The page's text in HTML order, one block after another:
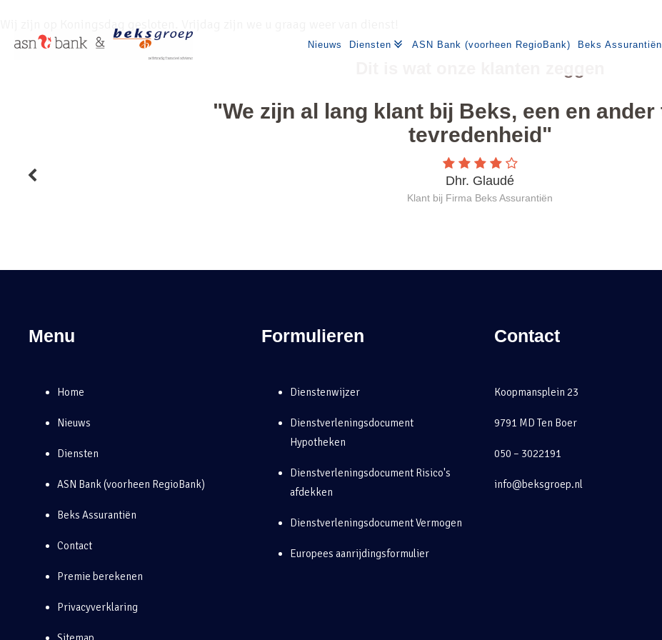
Nieuws Diensten ASN Bank (voorheen RegioBank) Beks Assurantiën
Menu
Home
Nieuws
Diensten
ASN Bank (voorheen RegioBank)
Beks Assurantiën
Contact
Premie berekenen
Privacyverklaring
Formulieren
Dienstenwijzer
Dienstverleningsdocument
Hypotheken
Dienstverleningsdocument Risico's
afdekken
Dienstverleningsdocument Vermogen
Europees aanrijdingsformulier
Contact
Koopmansplein 23
9791 MD Ten Boer
050 – 3022191
info@beksgroep.nl